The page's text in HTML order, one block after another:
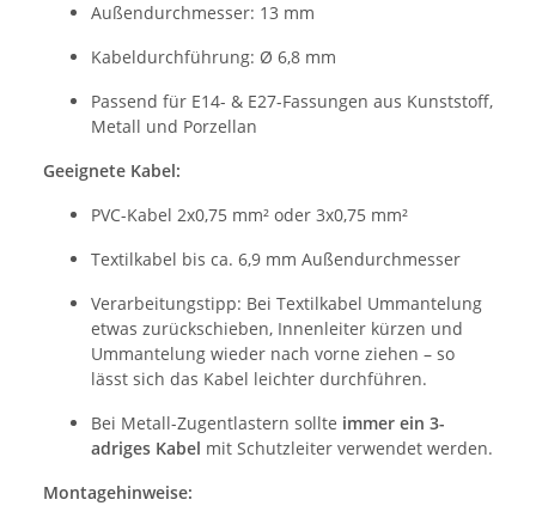
Außendurchmesser: 13 mm
Kabeldurchführung: Ø 6,8 mm
Passend für E14- & E27-Fassungen aus Kunststoff,
Metall und Porzellan
Geeignete Kabel:
PVC-Kabel 2x0,75 mm² oder 3x0,75 mm²
Textilkabel bis ca. 6,9 mm Außendurchmesser
Verarbeitungstipp: Bei Textilkabel Ummantelung
etwas zurückschieben, Innenleiter kürzen und
Ummantelung wieder nach vorne ziehen – so
lässt sich das Kabel leichter durchführen.
Bei Metall-Zugentlastern sollte immer ein 3-
adriges Kabel mit Schutzleiter verwendet werden.
Montagehinweise: